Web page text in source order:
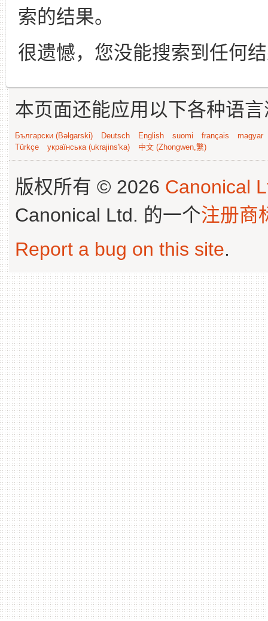
索的结果。
很遗憾，您没能搜索到任何
本页面还能应用以下各种语
Български (Bəlgarski) Deutsch English suomi français
magyar
Türkçe
українська (ukrajins'ka) 中文 (Zhongwen,繁)
版权所有 © 2026 Canonical
Canonical Ltd. 的一个注册商
Report a bug on this site.